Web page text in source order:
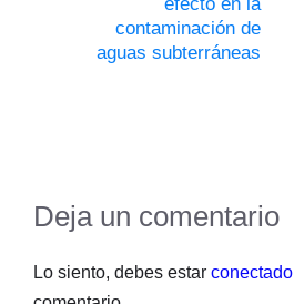
efecto en la
contaminación de
aguas subterráneas
Deja un comentario
Lo siento, debes estar conectado